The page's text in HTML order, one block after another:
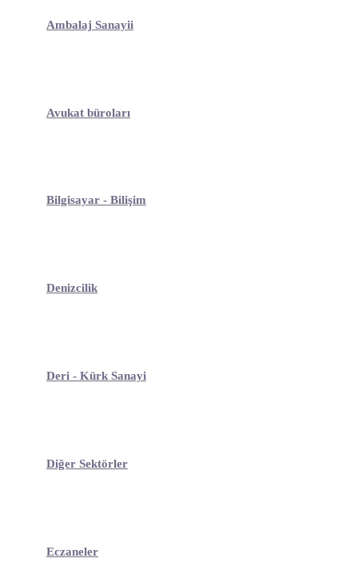
Ambalaj Sanayii
Avukat büroları
Bilgisayar - Bilişim
Denizcilik
Deri - Kürk Sanayi
Diğer Sektörler
Eczaneler